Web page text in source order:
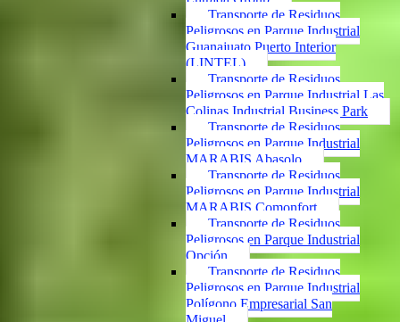
Transporte de Residuos
Peligrosos en Parque Industrial
Guanajuato Puerto Interior
(LINTEL)
Transporte de Residuos
Peligrosos en Parque Industrial Las
Colinas Industrial Business Park
Transporte de Residuos
Peligrosos en Parque Industrial
MARABIS Abasolo
Transporte de Residuos
Peligrosos en Parque Industrial
MARABIS Comonfort
Transporte de Residuos
Peligrosos en Parque Industrial
Opción
Transporte de Residuos
Peligrosos en Parque Industrial
Polígono Empresarial San